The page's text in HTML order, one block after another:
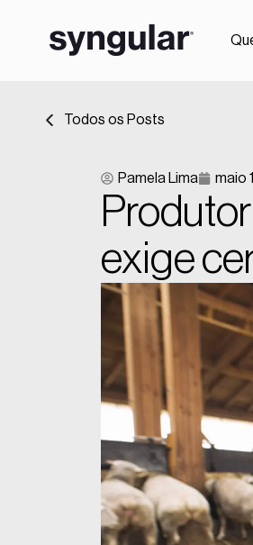
Todos os Posts
Pamela Lima maio
exige